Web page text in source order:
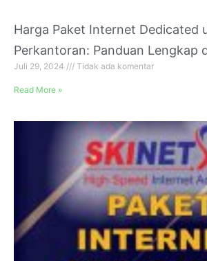
Harga Paket Internet Dedicated
Perkantoran: Panduan Lengkap
Juli 29, 2024 Tidak ada komentar
Read More »